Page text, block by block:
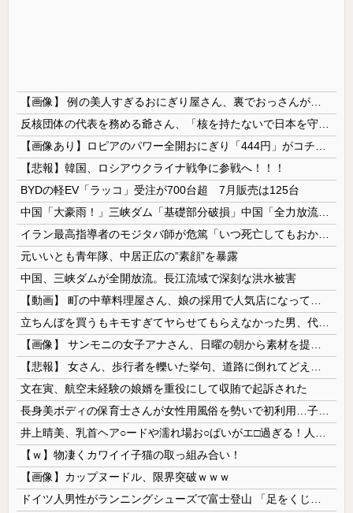
【悲報】韓国、ロシアウクライナ戦争に参戦へ！！！
BYDの軽EV「ラッコ」受注が700台超 7月販売は125台
元いいとも青年隊、中居正広の”素顔”を暴露
中国、三峡ダムが全開放流。長江流域で深刻な洪水被害
文在寅、航空未経験の娘婿を重役にして収賄で起訴された
【ｗ】物凄くカワイイ子猫の取っ組み合い！
【画像】カップヌードル、限界突破ｗｗｗ